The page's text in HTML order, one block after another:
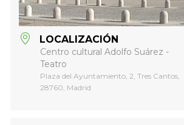
LOCALIZACIÓN
Centro cultural Adolfo Suárez -
Teatro
Plaza del Ayuntamiento, 2, Tres Cantos,
28760, Madrid